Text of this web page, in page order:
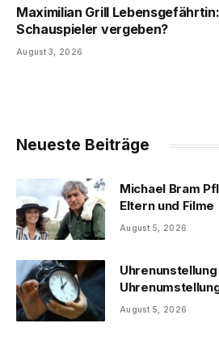
Maximilian Grill
Schauspieler vergeben?
August 3, 2026
Neueste Beiträge
Michael Bram
Eltern und Filme
August 5, 2026
August 5, 2026